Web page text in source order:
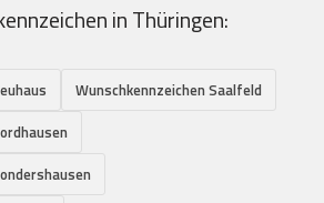
in Thüringen:
Wunschkennzeichen Saalfeld